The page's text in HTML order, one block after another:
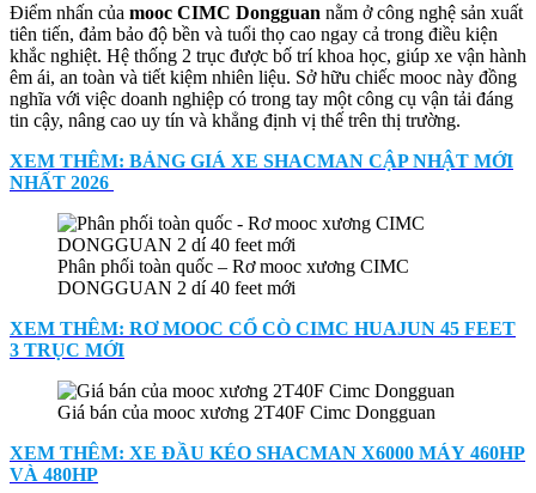
Điểm nhấn của mooc CIMC Dongguan nằm ở công nghệ sản xuất
tiên tiến, đảm bảo độ bền và tuổi thọ cao ngay cả trong điều kiện
khắc nghiệt. Hệ thống 2 trục được bố trí khoa học, giúp xe vận hành
êm ái, an toàn và tiết kiệm nhiên liệu. Sở hữu chiếc mooc này đồng
nghĩa với việc doanh nghiệp có trong tay một công cụ vận tải đáng
tin cậy, nâng cao uy tín và khẳng định vị thế trên thị trường.
XEM THÊM: BẢNG GIÁ XE SHACMAN CẬP NHẬT MỚI
NHẤT 2026
Phân phối toàn quốc – Rơ mooc xương CIMC
DONGGUAN 2 dí 40 feet mới
XEM THÊM: RƠ MOOC CỔ CÒ CIMC HUAJUN 45 FEET
3 TRỤC MỚI
Giá bán của mooc xương 2T40F Cimc Dongguan
XEM THÊM: XE ĐẦU KÉO SHACMAN X6000 MÁY 460HP
VÀ 480HP